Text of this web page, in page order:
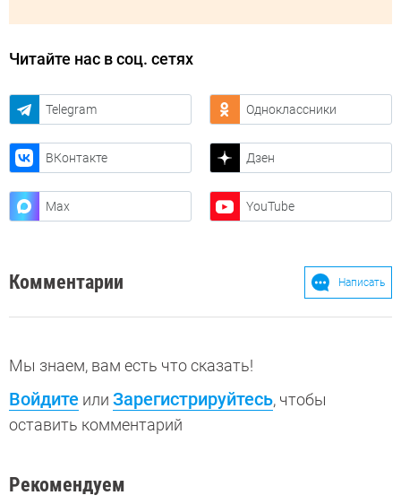
Читайте нас в соц. сетях
Telegram Одноклассники
ВКонтакте Дзен
Max YouTube
Комментарии Написать
Мы знаем, вам есть что сказать!
Войдите или Зарегистрируйтесь, чтобы
оставить комментарий
Рекомендуем